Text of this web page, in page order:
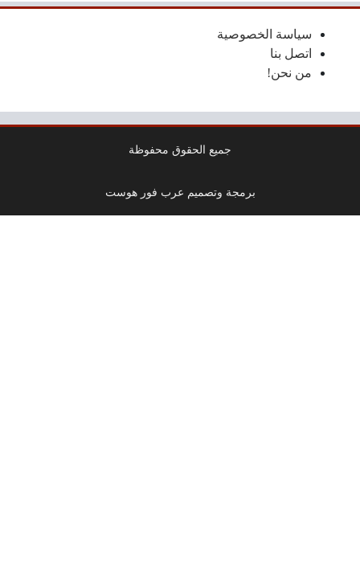
سياسة الخصوصية
اتصل بنا
من نحن!
جميع الحقوق محفوظة
برمجة وتصميم عرب فور هوست